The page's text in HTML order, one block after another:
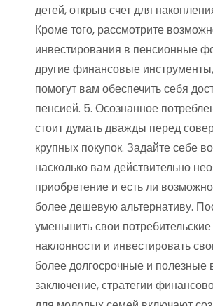
детей, открыв счет для
Кроме того, рассмотрите
инвестирования в пенсионные
другие финансовые
помогут вам обеспечить себя
пенсией. 5. Осознанное
стоит думать дважды перед
крупных покупок. Задайте себе
насколько вам действительно
приобретение и есть ли
более дешевую альтернативу.
уменьшить свои потребительские
наклонности и инвестировать
более долгосрочные и полезные
заключение, стратегии